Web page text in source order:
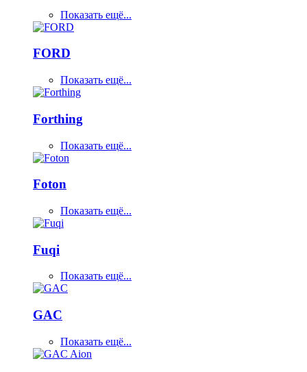
Показать ещё...
FORD
Показать ещё...
Forthing
Показать ещё...
Foton
Показать ещё...
Fuqi
Показать ещё...
GAC
Показать ещё...